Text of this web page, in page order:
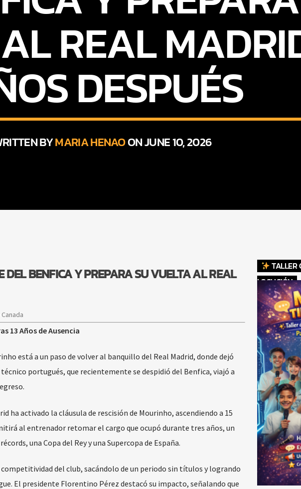
REAL
DESPUÉS
BYMARIA HENAOON JUNE 10, 2026
DEL BENFICA Y PREPARA SU VUELTA AL REAL
13 Años de Ausencia
está a un paso de volver al banquillo del Real Madrid, donde dejó
portugués, que recientemente se despidió del Benfica, viajó a
ha activado la cláusula de rescisión de Mourinho, ascendiendo a 15
al entrenador retomar el cargo que ocupó durante tres años, un
una Copa del Rey y una Supercopa de España.
del club, sacándolo de un periodo sin títulos y logrando
El presidente Florentino Pérez destacó su impacto, señalando que
TALLER
LOCUCIÓN